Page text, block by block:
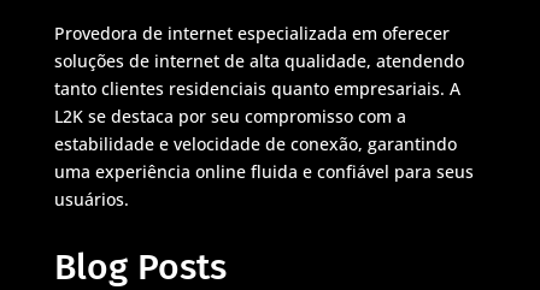
Provedora de internet especializada em oferecer
soluções de internet de alta qualidade, atendendo
tanto clientes residenciais quanto empresariais. A
L2K se destaca por seu compromisso com a
estabilidade e velocidade de conexão, garantindo
uma experiência online fluida e confiável para seus
usuários.
Blog Posts